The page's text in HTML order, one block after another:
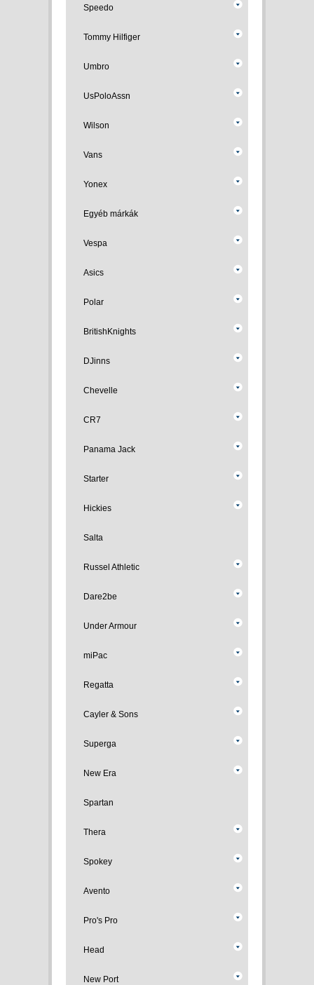
Speedo
Tommy Hilfiger
Umbro
UsPoloAssn
Wilson
Vans
Yonex
Egyéb márkák
Vespa
Asics
Polar
BritishKnights
DJinns
Chevelle
CR7
Panama Jack
Starter
Hickies
Salta
Russel Athletic
Dare2be
Under Armour
miPac
Regatta
Cayler & Sons
Superga
New Era
Spartan
Thera
Spokey
Avento
Pro's Pro
Head
New Port